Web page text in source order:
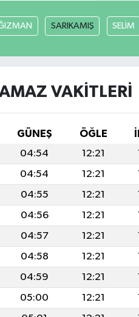
SARIKAMIŞ SELİM
VAKITLERI
GÜNEŞ ÖĞLE
04:54 12:21
04:54 12:21
04:55 12:21
04:56 12:21
04:57 12:21
04:58 12:21
04:59 12:21
05:00 12:21